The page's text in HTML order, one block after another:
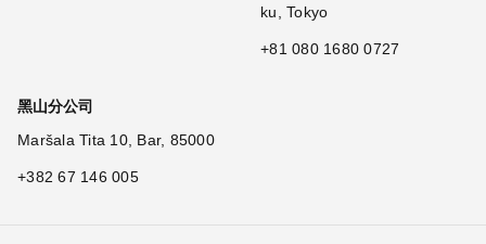
ku, Tokyo
+81 080 1680 0727
黑山分公司
Maršala Tita 10, Bar, 85000
+382 67 146 005